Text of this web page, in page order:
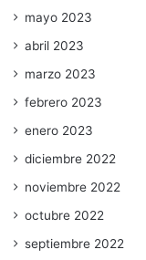
mayo 2023
abril 2023
marzo 2023
febrero 2023
enero 2023
diciembre 2022
noviembre 2022
octubre 2022
septiembre 2022